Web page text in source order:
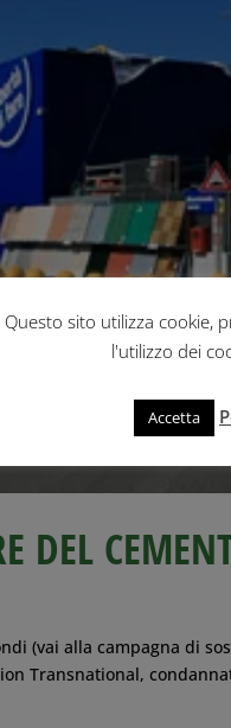
DEL
(vai alla campagna di
Transnational,
Questo sito utilizza cookie,
l'utilizzo dei
Accetta